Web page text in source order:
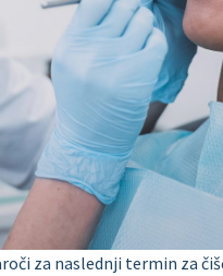
za naslednji termin za